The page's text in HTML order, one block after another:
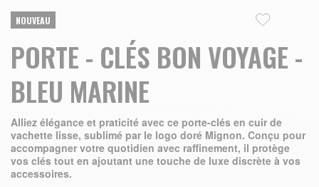
NOUVEAU
PORTE - CLÉS BON VOYAGE -
BLEU MARINE
Alliez élégance et praticité avec ce porte-clés en cuir de
vachette lisse, sublimé par le logo doré Mignon. Conçu pour
accompagner votre quotidien avec raffinement, il protège
vos clés tout en ajoutant une touche de luxe discrète à vos
accessoires.